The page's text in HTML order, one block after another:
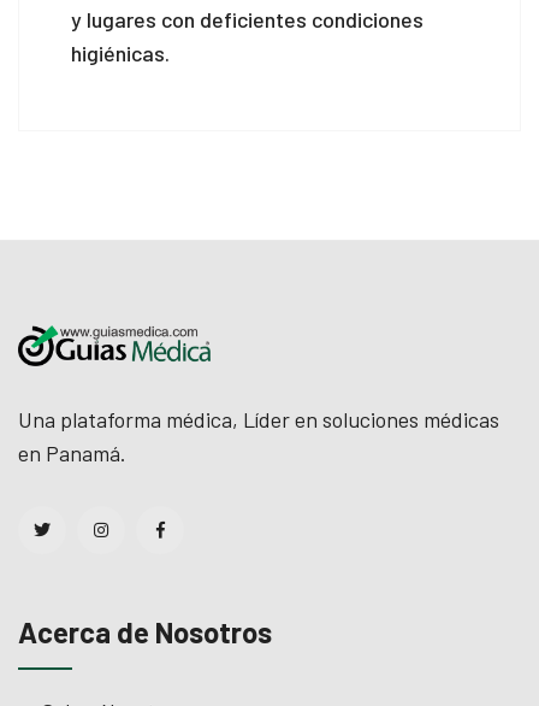
y lugares con deficientes condiciones
higiénicas.
Una plataforma médica, Líder en soluciones médicas
en Panamá.
Acerca de Nosotros